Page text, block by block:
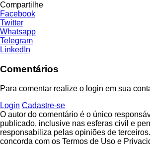
Compartilhe
Facebook
Twitter
Whatsapp
Telegram
LinkedIn
Comentários
Para comentar realize o login em sua
Login Cadastre-se
O autor do comentário é o único
publicado, inclusive nas esferas civil e
responsabiliza pelas opiniões de
concorda com os Termos de Uso e